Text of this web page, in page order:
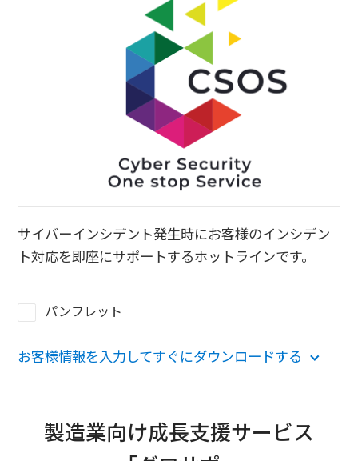
サイバーインシデント発生時にお客様のインシデン
ト対応を即座にサポートするホットラインです。
パンフレット
お客様情報を入力してすぐにダウンロードする
製造業向け成長支援サービス